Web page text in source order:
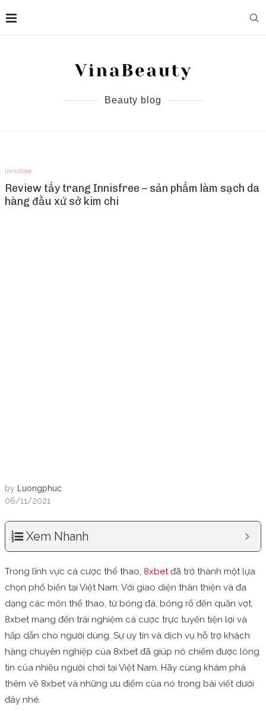
Beauty blog
Innisfree
Review tẩy trang Innisfree – sản phẩm làm sạch da
hàng đầu xứ sở kim chi
by
Luongphuc
06/11/2021
Xem Nhanh
Trong lĩnh vực cá cược thể thao, 8xbetđã trở thành một lựa
chọn phổ biến tại Việt Nam. Với giao diện thân thiện và đa
dạng các môn thể thao, từ bóng đá, bóng rổ đến quần vợt,
8xbet mang đến trải nghiệm cá cược trực tuyến tiện lợi và
hấp dẫn cho người dùng. Sự uy tín và dịch vụ hỗ trợ khách
hàng chuyên nghiệp của 8xbet đã giúp nó chiếm được lòng
tin của nhiều người chơi tại Việt Nam. Hãy cùng khám phá
thêm về 8xbet và những ưu điểm của nó trong bài viết dưới
đây nhé.